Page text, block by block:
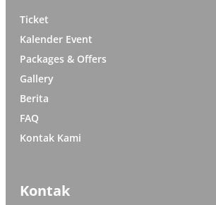
Ticket
Kalender Event
Packages & Offers
Gallery
Berita
FAQ
Kontak Kami
Kontak